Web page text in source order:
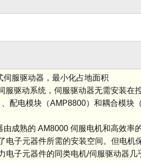
服驱动器，最小化占地面积
服驱动系统，伺服驱动器无需安装
配电模块（AMP8800）和耦合模
由成熟的 AM8000 伺服电机和高效
电子元器件所需的安装空间。但电
电子元器件的同类电机/伺服驱动器